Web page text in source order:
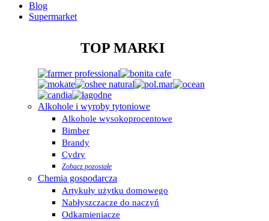
Blog
Supermarket
TOP MARKI
Alkohole i wyroby tytoniowe
Alkohole wysokoprocentowe
Bimber
Brandy
Cydry
Zobacz pozostałe
Chemia gospodarcza
Artykuły użytku domowego
Nabłyszczacze do naczyń
Odkamieniacze